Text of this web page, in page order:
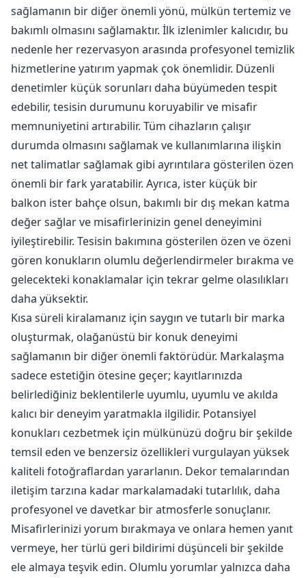
sağlamanın bir diğer önemli yönü, mülkün tertemiz ve
bakımlı olmasını sağlamaktır. İlk izlenimler kalıcıdır, bu
nedenle her rezervasyon arasında profesyonel temizlik
hizmetlerine yatırım yapmak çok önemlidir. Düzenli
denetimler küçük sorunları daha büyümeden tespit
edebilir, tesisin durumunu koruyabilir ve misafir
memnuniyetini artırabilir. Tüm cihazların çalışır
durumda olmasını sağlamak ve kullanımlarına ilişkin
net talimatlar sağlamak gibi ayrıntılara gösterilen özen
önemli bir fark yaratabilir. Ayrıca, ister küçük bir
balkon ister bahçe olsun, bakımlı bir dış mekan katma
değer sağlar ve misafirlerinizin genel deneyimini
iyileştirebilir. Tesisin bakımına gösterilen özen ve özeni
gören konukların olumlu değerlendirmeler bırakma ve
gelecekteki konaklamalar için tekrar gelme olasılıkları
daha yüksektir.
Kısa süreli kiralamanız için saygın ve tutarlı bir marka
oluşturmak, olağanüstü bir konuk deneyimi
sağlamanın bir diğer önemli faktörüdür. Markalaşma
sadece estetiğin ötesine geçer; kayıtlarınızda
belirlediğiniz beklentilerle uyumlu, uyumlu ve akılda
kalıcı bir deneyim yaratmakla ilgilidir. Potansiyel
konukları cezbetmek için mülkünüzü doğru bir şekilde
temsil eden ve benzersiz özellikleri vurgulayan yüksek
kaliteli fotoğraflardan yararlanın. Dekor temalarından
iletişim tarzına kadar markalamadaki tutarlılık, daha
profesyonel ve davetkar bir atmosferle sonuçlanır.
Misafirlerinizi yorum bırakmaya ve onlara hemen yanıt
vermeye, her türlü geri bildirimi düşünceli bir şekilde
ele almaya teşvik edin. Olumlu yorumlar yalnızca daha